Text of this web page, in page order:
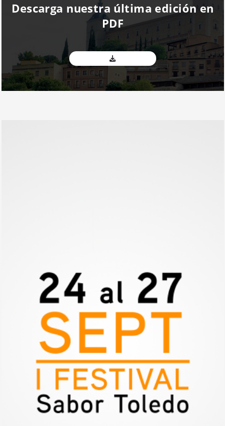
Descarga nuestra última edición en
PDF